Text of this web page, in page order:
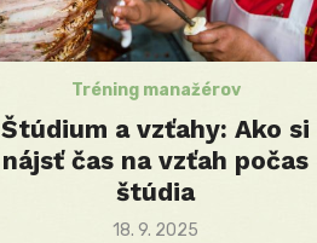
Tréning manažérov
Štúdium a vzťahy: Ako si
nájsť čas na vzťah počas
štúdia
Posted
18. 9. 2025